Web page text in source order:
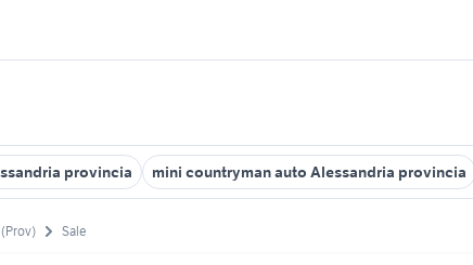
provincia mini countryman auto Alessandria provincia
Sale